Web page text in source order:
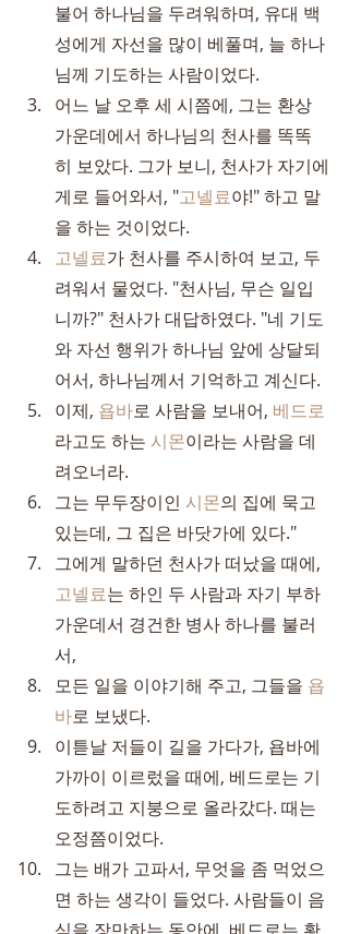
불어 하나님을 두려워하며, 유대 백
성에게 자선을 많이 베풀며, 늘 하나
님께 기도하는 사람이었다.
어느 날 오후 세 시쯤에, 그는 환상
가운데에서 하나님의 천사를 똑똑
히 보았다. 그가 보니, 천사가 자기에
게로 들어와서, "고넬료야!" 하고 말
을 하는 것이었다.
고넬료가 천사를 주시하여 보고, 두
려워서 물었다. "천사님, 무슨 일입
니까?" 천사가 대답하였다. "네 기도
와 자선 행위가 하나님 앞에 상달되
어서, 하나님께서 기억하고 계신다.
이제, 욥바로 사람을 보내어, 베드로
라고도 하는 시몬이라는 사람을 데
려오너라.
그는 무두장이인 시몬의 집에 묵고
있는데, 그 집은 바닷가에 있다."
그에게 말하던 천사가 떠났을 때에,
고넬료는 하인 두 사람과 자기 부하
가운데서 경건한 병사 하나를 불러
서,
모든 일을 이야기해 주고, 그들을 욥
바로 보냈다.
이튿날 저들이 길을 가다가, 욥바에
가까이 이르렀을 때에, 베드로는 기
도하려고 지붕으로 올라갔다. 때는
오정쯤이었다.
그는 배가 고파서, 무엇을 좀 먹었으
면 하는 생각이 들었다. 사람들이 음